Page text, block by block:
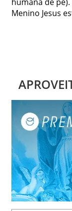
Menino Jesus